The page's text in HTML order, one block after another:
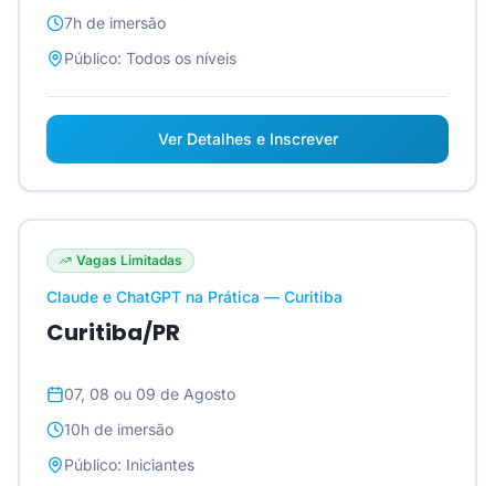
7h de imersão
Público: Todos os níveis
Ver Detalhes e Inscrever
Vagas Limitadas
Claude e ChatGPT na Prática — Curitiba
Curitiba/PR
07, 08 ou 09 de Agosto
10h de imersão
Público: Iniciantes